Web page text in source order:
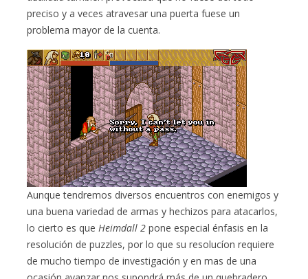
preciso y a veces atravesar una puerta fuese un
problema mayor de la cuenta.
Aunque tendremos diversos encuentros con enemigos y
una buena variedad de armas y hechizos para atacarlos,
lo cierto es que Heimdall 2 pone especial énfasis en la
resolución de puzzles, por lo que su resolucíon requiere
de mucho tiempo de investigación y en mas de una